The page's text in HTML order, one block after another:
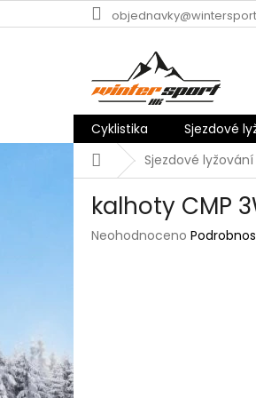
na
Cyklistika Sjezdové
DomůSjezdové lyžování
kalhoty CMP
Průměrné
Neohodnoceno